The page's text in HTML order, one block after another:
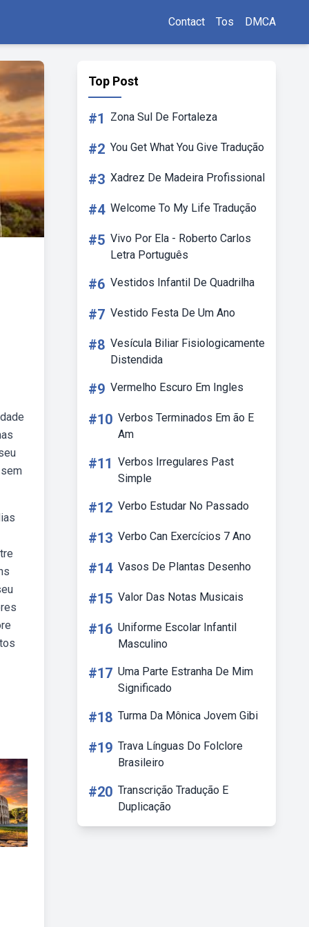
Contact Tos DMCA
Top Post
#1 Zona Sul De Fortaleza
#2 You Get What You Give Tradução
#3 Xadrez De Madeira Profissional
#4 Welcome To My Life Tradução
#5 Vivo Por Ela - Roberto Carlos
Letra Português
#6 Vestidos Infantil De Quadrilha
#7 Vestido Festa De Um Ano
#8 Vesícula Biliar Fisiologicamente
Distendida
#9 Vermelho Escuro Em Ingles
#10 Verbos Terminados Em ão E
Am
#11 Verbos Irregulares Past
Simple
#12 Verbo Estudar No Passado
#13 Verbo Can Exercícios 7 Ano
#14 Vasos De Plantas Desenho
#15 Valor Das Notas Musicais
#16 Uniforme Escolar Infantil
Masculino
#17 Uma Parte Estranha De Mim
Significado
#18 Turma Da Mônica Jovem Gibi
#19 Trava Línguas Do Folclore
Brasileiro
#20 Transcrição Tradução E
Duplicação